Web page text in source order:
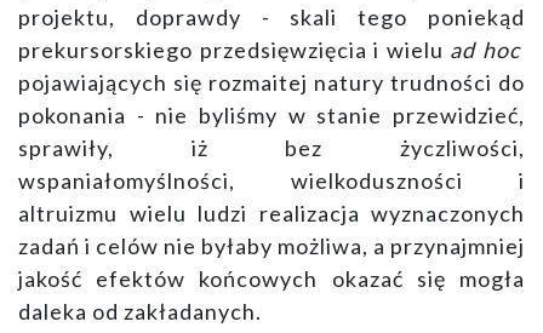
projektu, doprawdy - skali tego poniekąd
prekursorskiego przedsięwzięcia i wielu ad hoc
pojawiających się rozmaitej natury trudności do
pokonania - nie byliśmy w stanie przewidzieć,
sprawiły, iż bez życzliwości,
wspaniałomyślności, wielkoduszności i
altruizmu wielu ludzi realizacja wyznaczonych
zadań i celów nie byłaby możliwa, a przynajmniej
jakość efektów końcowych okazać się mogła
daleka od zakładanych.